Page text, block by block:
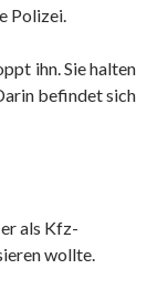
Polizei.
ihn. Sie halten
befindet sich
als Kfz-
wollte.